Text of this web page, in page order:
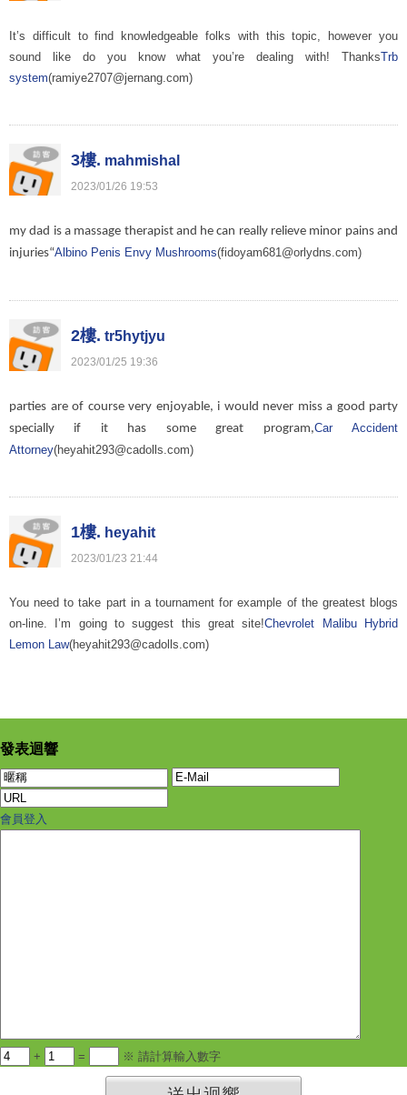
It’s difficult to find knowledgeable folks with this topic, however you
sound like do you know what you’re dealing with! ThanksTrb
system(ramiye2707@jernang.com)
3樓. mahmishal
2023/01/26 19:53
my dad is a massage therapist and he can really relieve minor pains and
injuries“Albino Penis Envy Mushrooms(fidoyam681@orlydns.com)
2樓. tr5hytjyu
2023/01/25 19:36
parties are of course very enjoyable, i would never miss a good party
specially if it has some great program,Car Accident
Attorney(heyahit293@cadolls.com)
1樓. heyahit
2023/01/23 21:44
You need to take part in a tournament for example of the greatest blogs
on-line. I’m going to suggest this great site!Chevrolet Malibu Hybrid
Lemon Law(heyahit293@cadolls.com)
發表迴響
會員登入
+ = ※ 請計算輸入數字